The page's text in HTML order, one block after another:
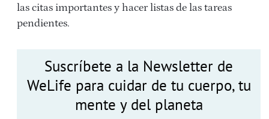
las citas importantes y hacer listas de las tareas
pendientes.
Suscríbete a la Newsletter de
WeLife para cuidar de tu cuerpo, tu
mente y del planeta